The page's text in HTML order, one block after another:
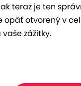
teraz je ten
opäť otvorený v
zážitky.